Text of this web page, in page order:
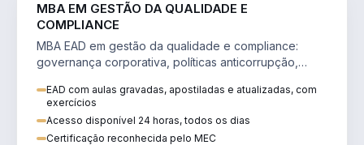
MBA EM GESTÃO DA QUALIDADE E
COMPLIANCE
MBA EAD em gestão da qualidade e compliance:
governança corporativa, políticas anticorrupção,
EAD com aulas gravadas, apostiladas e atualizadas, com
exercícios
Acesso disponível 24 horas, todos os dias
Certificação reconhecida pelo MEC